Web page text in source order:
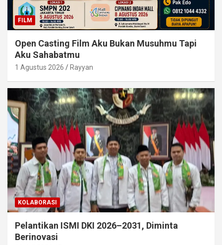
FILM
Open Casting Film Aku Bukan Musuhmu Tapi
Aku Sahabatmu
1 Agustus 2026 Rayyan
KOLABORASI
Pelantikan ISMI DKI 2026–2031, Diminta
Berinovasi